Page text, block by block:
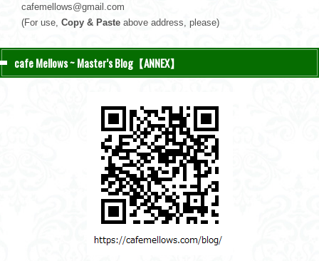
cafemellows@gmail.com
(For use, Copy & Paste above address, please)
cafe Mellows ~ Master’s Blog【ANNEX】